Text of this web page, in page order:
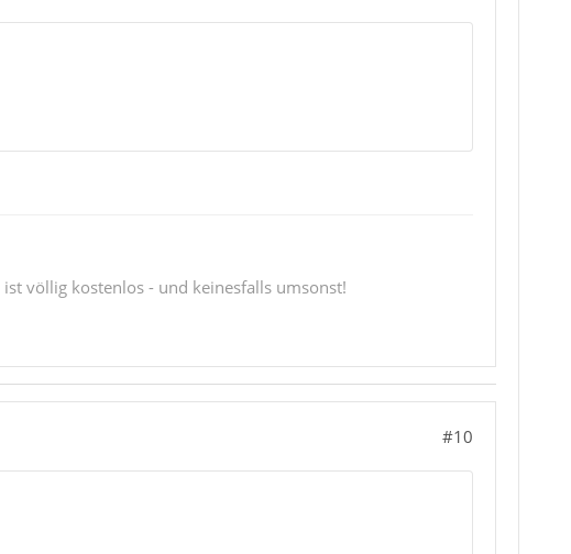
ist völlig kostenlos - und keinesfalls umsonst!
#10